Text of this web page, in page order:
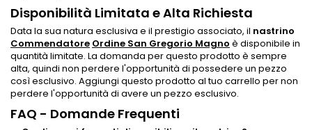
Disponibilità Limitata e Alta Richiesta
Data la sua natura esclusiva e il prestigio associato, il nastrino
Commendatore Ordine San Gregorio Magno è disponibile in
quantità limitate. La domanda per questo prodotto è sempre
alta, quindi non perdere l'opportunità di possedere un pezzo
così esclusivo. Aggiungi questo prodotto al tuo carrello per non
perdere l'opportunità di avere un pezzo esclusivo.
FAQ - Domande Frequenti